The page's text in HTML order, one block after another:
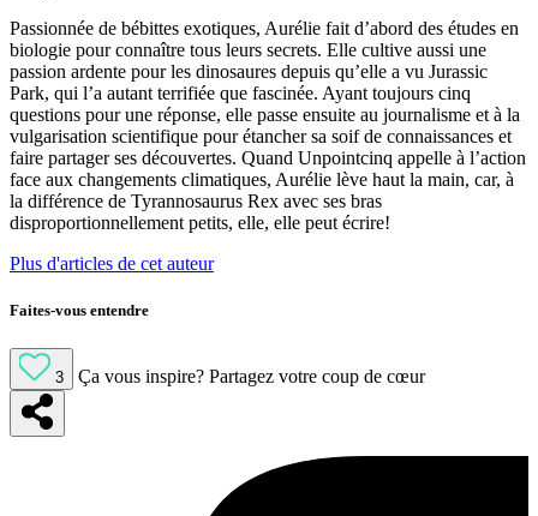
Passionnée de bébittes exotiques, Aurélie fait d’abord des études en
biologie pour connaître tous leurs secrets. Elle cultive aussi une
passion ardente pour les dinosaures depuis qu’elle a vu Jurassic
Park, qui l’a autant terrifiée que fascinée. Ayant toujours cinq
questions pour une réponse, elle passe ensuite au journalisme et à la
vulgarisation scientifique pour étancher sa soif de connaissances et
faire partager ses découvertes. Quand Unpointcinq appelle à l’action
face aux changements climatiques, Aurélie lève haut la main, car, à
la différence de Tyrannosaurus Rex avec ses bras
disproportionnellement petits, elle, elle peut écrire!
Plus d'articles de cet auteur
Faites-vous entendre
3 Ça vous inspire? Partagez votre coup de cœur